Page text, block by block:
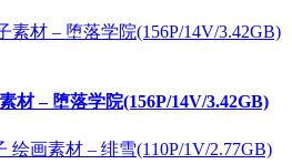
材 – 堕落学院(156P/14V/3.42GB)